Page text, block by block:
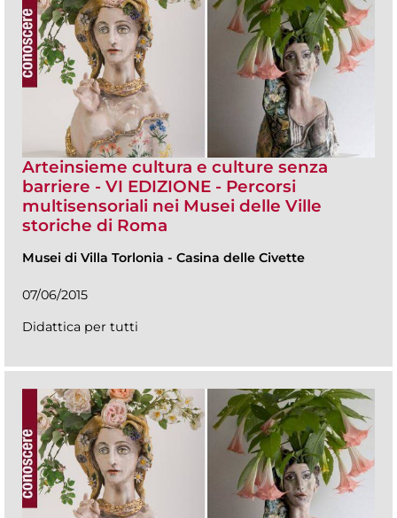
Arteinsieme cultura e culture senza
barriere - VI EDIZIONE - Percorsi
multisensoriali nei Musei delle Ville
storiche di Roma
Musei di Villa Torlonia - Casina delle Civette
07/06/2015
Didattica per tutti